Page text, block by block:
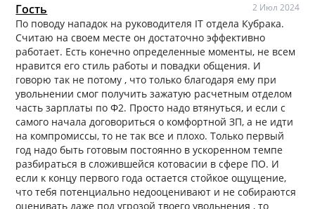
Гость 2 Июл 2024
По поводу нападок на руководителя IT отдела Кубрака.
Считаю на своем месте он достаточно эффективно
работает. Есть конечно определенные моменты, не всем
нравится его стиль работы и повадки общения. И
говорю так не потому , что только благодаря ему при
увольнении смог получить зажатую расчетным отделом
часть зарплаты по Ф2. Просто надо втянуться, и если с
самого начала договориться о комфортной ЗП, а не идти
на компромиссы, то не так все и плохо. Только первый
год надо быть готовым постоянно в ускоренном темпе
разбираться в сложившейся котовасии в сфере ПО. И
если к концу первого года остается стойкое ощущение,
что тебя потенциально недооценивают и не собираются
оценивать даже под угрозой твоего увольнения , то